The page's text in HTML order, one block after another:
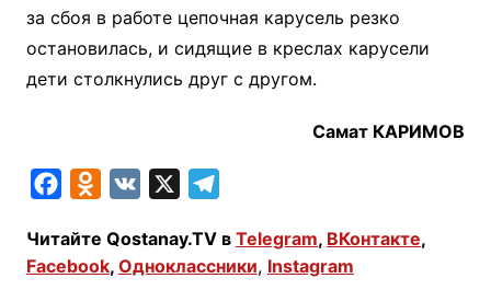
за сбоя в работе цепочная карусель резко
остановилась, и сидящие в креслах карусели
дети столкнулись друг с другом.
Самат КАРИМОВ
c
e
n
o
l
e
Читайте Qostanay.TV в Telegram, ВКонтакте,
Facebook, Одноклассники, Instagram